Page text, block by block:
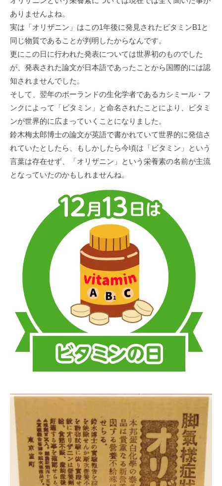
ありませんよね。
実は「オリザニン」はこの1年後に発見されたビタミンB1と
同じ物質であることが判明したからなんです。
更にこの日に行われた発表については世界初のものでした
が、発表された論文が日本語であったことから国際的には認
知されませんでした。
そして、翌年のポーランドの生化学者であるカシミール・フ
ンクによって「ビタミン」と命名されたことにより、ビタミ
ンが世界的に広まっていくことになりました。
鈴木梅太郎博士の論文が英語で書かれていて世界的に発信さ
れていたとしたら、もしかしたら今頃は「ビタミン」という
言葉は存在せず、「オリザニン」という栄養素の名前が主流
となっていたのかもしれませんね。